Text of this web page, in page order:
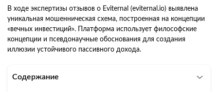
В ходе экспертизы отзывов о Eviternal (eviternal.io) выявлена
уникальная мошенническая схема, построенная на концепции
«вечных инвестиций». Платформа использует философские
концепции и псевдонаучные обоснования для создания
иллюзии устойчивого пассивного дохода.
Содержание